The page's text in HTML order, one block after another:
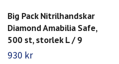
Big Pack Nitrilhandskar
Diamond Amabilia Safe,
500 st, storlek L / 9
930 kr